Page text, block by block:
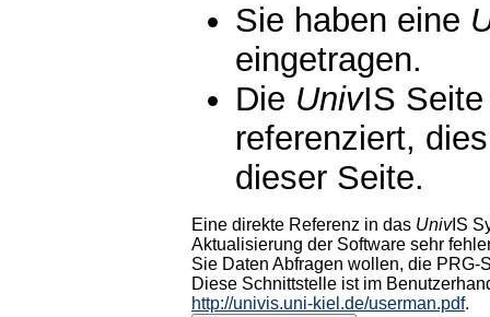
Sie haben eine
eingetragen.
Die UnivIS
referenziert,
dieser Seite.
Eine direkte Referenz in das UnivIS
Aktualisierung der Software sehr
Sie Daten Abfragen wollen, die PRG-
Diese Schnittstelle ist im
http://univis.uni-kiel.de/userman.pdf.